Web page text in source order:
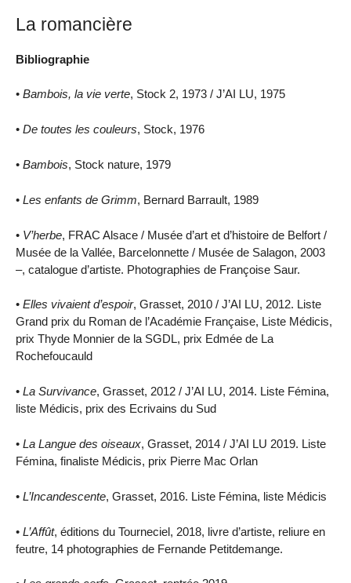
La romancière
Bibliographie
• Bambois, la vie verte, Stock 2, 1973 / J’AI LU, 1975
• De toutes les couleurs, Stock, 1976
• Bambois, Stock nature, 1979
• Les enfants de Grimm, Bernard Barrault, 1989
• V’herbe, FRAC Alsace / Musée d’art et d’histoire de Belfort /
Musée de la Vallée, Barcelonnette / Musée de Salagon, 2003
–, catalogue d’artiste. Photographies de Françoise Saur.
• Elles vivaient d’espoir, Grasset, 2010 / J’AI LU, 2012. Liste
Grand prix du Roman de l’Académie Française, Liste Médicis,
prix Thyde Monnier de la SGDL, prix Edmée de La
Rochefoucauld
• La Survivance, Grasset, 2012 / J’AI LU, 2014. Liste Fémina,
liste Médicis, prix des Ecrivains du Sud
• La Langue des oiseaux, Grasset, 2014 / J’AI LU 2019. Liste
Fémina, finaliste Médicis, prix Pierre Mac Orlan
• L’Incandescente, Grasset, 2016. Liste Fémina, liste Médicis
• L’Affût, éditions du Tourneciel, 2018, livre d’artiste, reliure en
feutre, 14 photographies de Fernande Petitdemange.